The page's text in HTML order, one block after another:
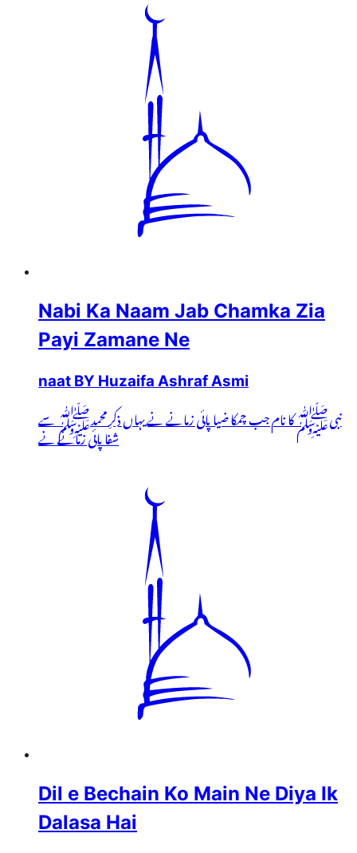
Nabi Ka Naam Jab Chamka Zia
Payi Zamane Ne
naat BY Huzaifa Ashraf Asmi
نبیﷺ کا نام جب چمکا ضیا پائی زمانے نے یہاں ذکرِ محمدﷺ سے
شفا پائی زمانے نے
Dil e Bechain Ko Main Ne Diya Ik
Dalasa Hai